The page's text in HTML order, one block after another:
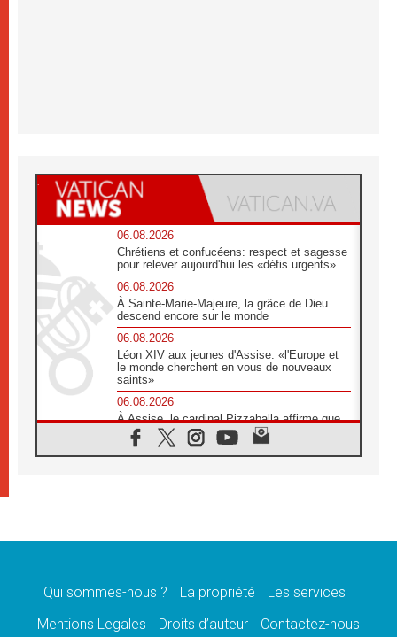
06.08.2026
Chrétiens et confucéens: respect et sagesse
pour relever aujourd'hui les «défis urgents»
06.08.2026
À Sainte-Marie-Majeure, la grâce de Dieu
descend encore sur le monde
06.08.2026
Léon XIV aux jeunes d'Assise: «l'Europe et
le monde cherchent en vous de nouveaux
saints»
06.08.2026
À Assise, le cardinal Pizzaballa affirme que
«les chrétiens veulent la paix»
06.08.2026
message de paix et de dignité humaine»
«La visite du Pape en Uruguay renforcera
Qui sommes-nous ? La propriété
Les services
Mentions Legales
Droits d’auteur Contactez-nous